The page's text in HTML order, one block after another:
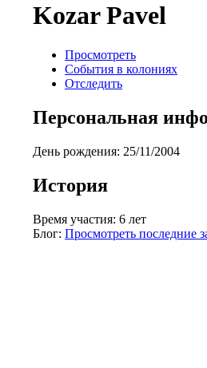
Kozar Pavel
Просмотреть
События в колониях
Отследить
Персональная
День рождения: 25/11/2004
История
Время участия: 6 лет
Блог: Просмотреть последние